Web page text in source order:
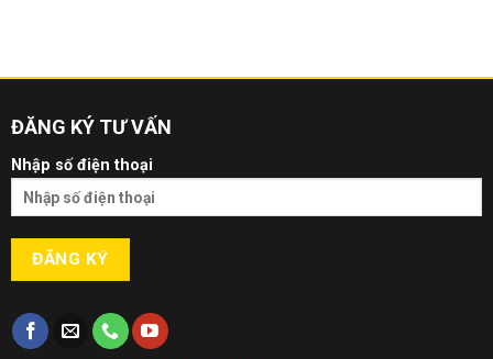
ĐĂNG KÝ TƯ VẤN
Nhập số điện thoại